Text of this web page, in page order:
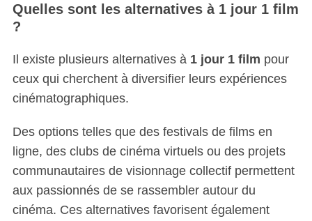
Quelles sont les alternatives à 1 jour 1 film
?
Il existe plusieurs alternatives à 1 jour 1 film pour
ceux qui cherchent à diversifier leurs expériences
cinématographiques.
Des options telles que des festivals de films en
ligne, des clubs de cinéma virtuels ou des projets
communautaires de visionnage collectif permettent
aux passionnés de se rassembler autour du
cinéma. Ces alternatives favorisent également